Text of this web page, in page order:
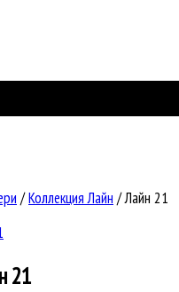
/Коллекция Лайн /Лайн 21
21